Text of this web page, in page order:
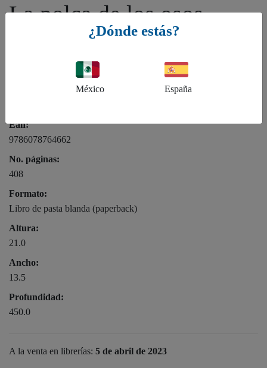
La polca de los osos
DC - Poesía, DNL - Ensayos literarios
Ean:
9786078764662
No. páginas:
408
Formato:
Libro de pasta blanda (paperback)
Altura:
21.0
Ancho:
13.5
Profundidad:
450.0
A la venta en librerías: 5 de abril de 2023
¿Dónde estás?
México España